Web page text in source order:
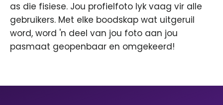
as die fisiese. Jou profielfoto lyk vaag vir alle
gebruikers. Met elke boodskap wat uitgeruil
word, word 'n deel van jou foto aan jou
pasmaat geopenbaar en omgekeerd!